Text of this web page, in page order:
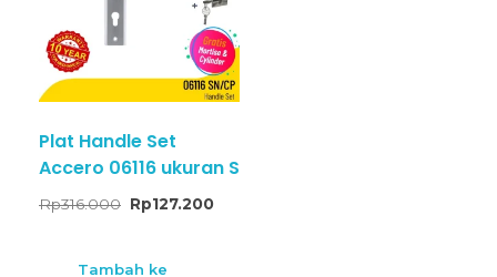
Plat Handle Set
Accero 06116 ukuran S
Rp316.000 Rp127.200
Tambah ke